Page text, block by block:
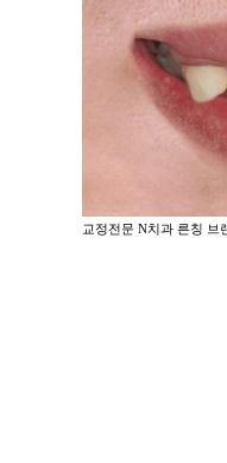
교정전문 N치과 른칭 브